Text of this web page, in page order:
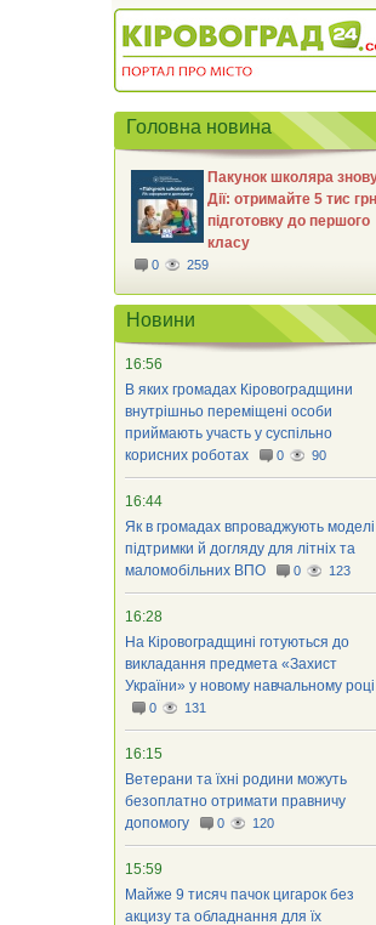
Головна новина
Пакунок школяра
Дії: отримайте 5 тис
підготовку до першого
класу
0 259
Новини
16:56
В яких громадах Кіровоградщини
внутрішньо переміщені особи
приймають участь у суспільно
корисних роботах
0 90
16:44
Як в громадах впроваджують моделі
підтримки й догляду для літніх та
маломобільних ВПО
0 123
16:28
На Кіровоградщині готуються до
викладання предмета «Захист
України» у новому навчальному році
0 131
16:15
Ветерани та їхні родини можуть
безоплатно отримати правничу
допомогу
0 120
15:59
Майже 9 тисяч пачок цигарок без
акцизу та обладнання для їх